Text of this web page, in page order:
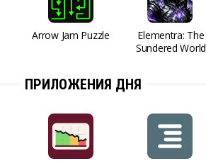
Arrow Jam Puzzle
Elementra: The
Sundered World
ПРИЛОЖЕНИЯ ДНЯ